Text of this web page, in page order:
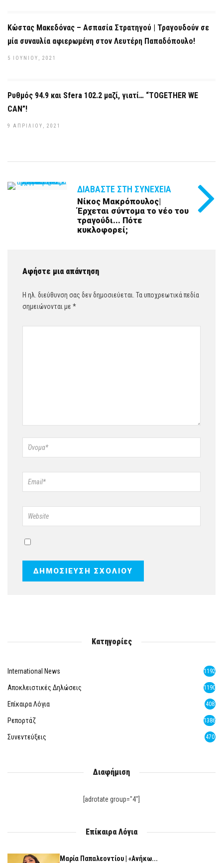
Κώστας Μακεδόνας – Ασπασία Στρατηγού | Τραγουδούν σε
μία συναυλία αφιερωμένη στον Λευτέρη Παπαδόπουλο!
5 ΙΟΥΝΊΟΥ, 2021
Ρυθμός 94.9 και Sfera 102.2 μαζί, γιατί… “ΤOGETHER WE
CAN”!
9 ΑΠΡΙΛΊΟΥ, 2021
ΔΙΑΒΆΣΤΕ ΣΤΗ ΣΥΝΈΧΕΙΑ
Νίκος Μακρόπουλος|
Έρχεται σύντομα το νέο του
τραγούδι... Πότε
κυκλοφορεί;
Αφήστε μια απάντηση
Η ηλ. διεύθυνση σας δεν δημοσιεύεται. Τα υποχρεωτικά πεδία
σημειώνονται με *
Κατηγορίες
International News 1192
Αποκλειστικές Δηλώσεις 1190
Επίκαιρα Λόγια 408
Ρεπορτάζ 1386
Συνεντεύξεις 470
Διαφήμιση
[adrotate group="4"]
Επίκαιρα Λόγια
Μαρία Παπαλεοντίου | «Ανήκω...